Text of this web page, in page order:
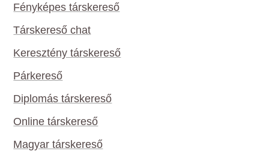
Fényképes társkereső
Társkereső chat
Keresztény társkereső
Párkereső
Diplomás társkereső
Online társkereső
Magyar társkereső